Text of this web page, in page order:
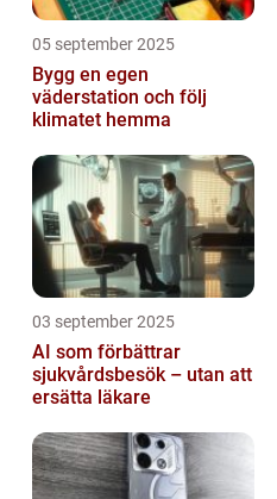
05 september 2025
Bygg en egen
väderstation och följ
klimatet hemma
03 september 2025
AI som förbättrar
sjukvårdsbesök – utan att
ersätta läkare